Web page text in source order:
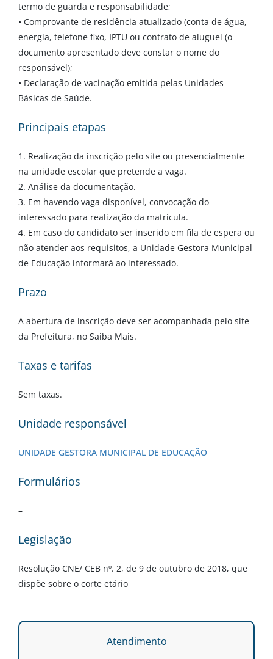
termo de guarda e responsabilidade;
• Comprovante de residência atualizado (conta de água,
energia, telefone fixo, IPTU ou contrato de aluguel (o
documento apresentado deve constar o nome do
responsável);
• Declaração de vacinação emitida pelas Unidades
Básicas de Saúde.
Principais etapas
1. Realização da inscrição pelo site ou presencialmente
na unidade escolar que pretende a vaga.
2. Análise da documentação.
3. Em havendo vaga disponível, convocação do
interessado para realização da matrícula.
4. Em caso do candidato ser inserido em fila de espera ou
não atender aos requisitos, a Unidade Gestora Municipal
de Educação informará ao interessado.
Prazo
A abertura de inscrição deve ser acompanhada pelo site
da Prefeitura, no Saiba Mais.
Taxas e tarifas
Sem taxas.
Unidade responsável
UNIDADE GESTORA MUNICIPAL DE EDUCAÇÃO
Formulários
–
Legislação
Resolução CNE/ CEB nº. 2, de 9 de outubro de 2018, que
dispõe sobre o corte etário
Atendimento